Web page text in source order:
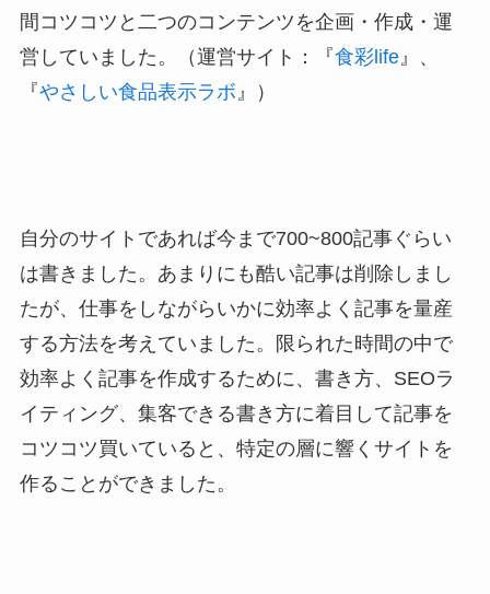
間コツコツと二つのコンテンツを企画・作成・運
営していました。（運営サイト：『食彩life』、
『やさしい食品表示ラボ』）
自分のサイトであれば今まで700~800記事ぐらい
は書きました。あまりにも酷い記事は削除しまし
たが、仕事をしながらいかに効率よく記事を量産
する方法を考えていました。限られた時間の中で
効率よく記事を作成するために、書き方、SEOラ
イティング、集客できる書き方に着目して記事を
コツコツ買いていると、特定の層に響くサイトを
作ることができました。